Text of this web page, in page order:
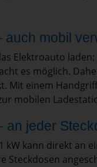
auch mobil
Elektroauto
es möglich.
Mit einem
mobilen
an jeder
kW kann direkt an
Steckdosen